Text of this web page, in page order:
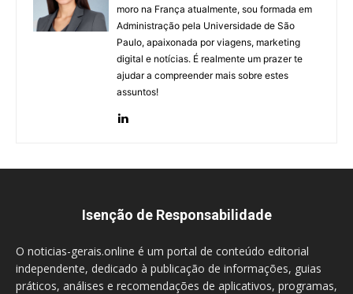
moro na França atualmente, sou formada em
Administração pela Universidade de São
Paulo, apaixonada por viagens, marketing
digital e notícias. É realmente um prazer te
ajudar a compreender mais sobre estes
assuntos!
Isenção de Responsabilidade
O noticias-gerais.online é um portal de conteúdo editorial
independente, dedicado à publicação de informações, guias
práticos, análises e recomendações de aplicativos, programas,